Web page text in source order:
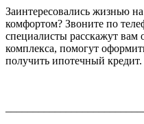
Заинтересовались жизнью
комфортом? Звоните по
специалисты расскажут вам
комплекса, помогут
получить ипотечный кредит.